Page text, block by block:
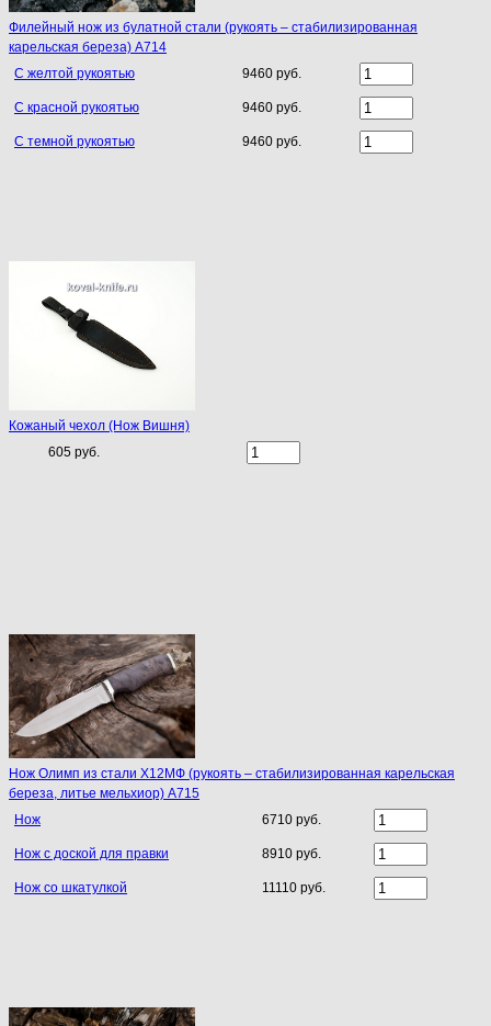
Филейный нож из булатной стали (рукоять – стабилизированная
карельская береза) A714
С желтой рукоятью
9460 руб.
С красной рукоятью 9460 руб.
С темной рукоятью 9460 руб.
Кожаный чехол (Нож Вишня)
605 руб.
Нож Олимп из стали Х12МФ (рукоять – стабилизированная карельская
береза, литье мельхиор) A715
Нож
6710 руб.
Нож с доской для правки 8910 руб.
Нож со шкатулкой 11110 руб.